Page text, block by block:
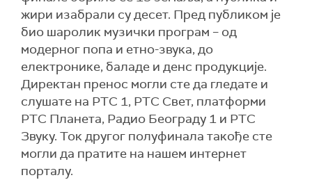
жири изабрали су десет. Пред публиком је
био шаролик музички програм – од
модерног попа и етно-звука, до
електронике, баладе и денс продукције.
Директан пренос могли сте да гледате и
слушате на РТС 1, РТС Свет, платформи
РТС Планета, Радио Београду 1 и РТС
Звуку. Ток другог полуфинала такође сте
могли да пратите на нашем интернет
порталу.